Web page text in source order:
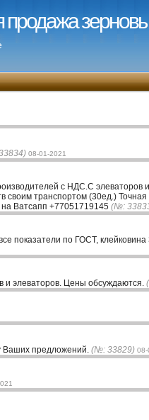
08-01-2021
с НДС.С элеваторов
своим транспортом (30ед.)
Ватсапп +77051719145 (№:
показатели по ГОСТ,
и элеваторов. Цены обсуждаются.
Ваших предложений. (№: 33829) 08-